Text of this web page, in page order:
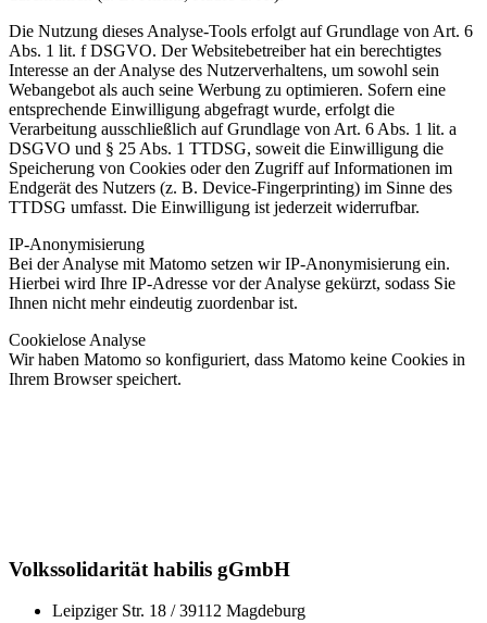
Die Nutzung dieses Analyse-Tools erfolgt auf Grundlage von Art. 6
Abs. 1 lit. f DSGVO. Der Websitebetreiber hat ein berechtigtes
Interesse an der Analyse des Nutzerverhaltens, um sowohl sein
Webangebot als auch seine Werbung zu optimieren. Sofern eine
entsprechende Einwilligung abgefragt wurde, erfolgt die
Verarbeitung ausschließlich auf Grundlage von Art. 6 Abs. 1 lit. a
DSGVO und § 25 Abs. 1 TTDSG, soweit die Einwilligung die
Speicherung von Cookies oder den Zugriff auf Informationen im
Endgerät des Nutzers (z. B. Device-Fingerprinting) im Sinne des
TTDSG umfasst. Die Einwilligung ist jederzeit widerrufbar.
IP-Anonymisierung
Bei der Analyse mit Matomo setzen wir IP-Anonymisierung ein.
Hierbei wird Ihre IP-Adresse vor der Analyse gekürzt, sodass Sie
Ihnen nicht mehr eindeutig zuordenbar ist.
Cookielose Analyse
Wir haben Matomo so konfiguriert, dass Matomo keine Cookies in
Ihrem Browser speichert.
Volkssolidarität habilis gGmbH
Leipziger Str. 18 / 39112 Magdeburg